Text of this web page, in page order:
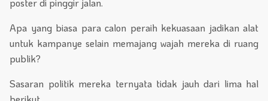
Apa yang biasa para calon peraih kekuasaan jadikan alat
untuk kampanye selain memajang wajah mereka di ruang
publik?
Sasaran politik mereka ternyata tidak jauh dari lima hal